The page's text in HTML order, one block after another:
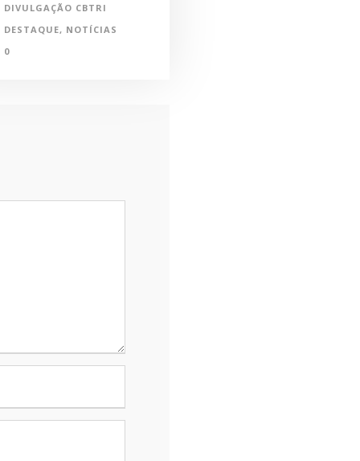
DIVULGAÇÃO CBTRI
DESTAQUE, NOTÍCIAS
0